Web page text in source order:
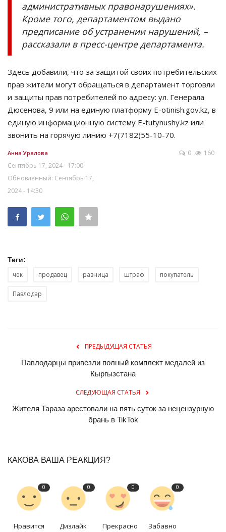
административных правонарушениях».
Кроме того, департаментом выдано
предписание об устранении нарушений, –
рассказали в пресс-центре департамента.
Здесь добавили, что за защитой своих потребительских
прав жители могут обращаться в департамент торговли
и защиты прав потребителей по адресу: ул. Генерала
Дюсенова, 9 или на единую платформу E-otinish.gov.kz, в
единую информационную систему E-tutynushy.kz или
звонить на горячую линию +7(7182)55-10-70.
Анна Уралова
Сентябрь 17, 2024 - 17:00
Обновленный: Сентябрь 17,
2024 - 14:30
0 160
Теги:
чек продавец разница штраф покупатель
Павлодар
ПРЕДЫДУЩАЯ СТАТЬЯ
Павлодарцы привезли полный комплект медалей из
Кыргызстана
СЛЕДУЮЩАЯ СТАТЬЯ
Жителя Тараза арестовали на пять суток за нецензурную
брань в TikTok
КАКОВА ВАША РЕАКЦИЯ?
0
Нравится
0
Дизлайк
0
Прекрасно
0
Забавно